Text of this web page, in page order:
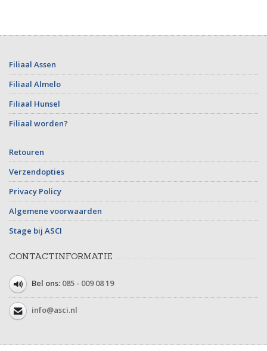
Filiaal Assen
Filiaal Almelo
Filiaal Hunsel
Filiaal worden?
Retouren
Verzendopties
Privacy Policy
Algemene voorwaarden
Stage bij ASCI
CONTACTINFORMATIE
Bel ons: 085 - 009 08 19
info@asci.nl